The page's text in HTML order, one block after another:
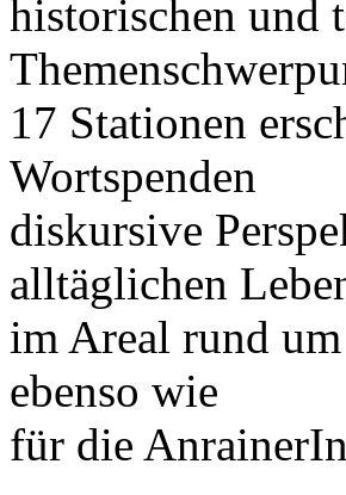
historischen und
17 Stationen
Wortspenden
diskursive
alltäglichen
im Areal rund
ebenso wie
für die